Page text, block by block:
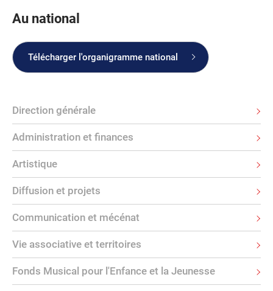
Au national
Télécharger l'organigramme national
Direction générale
Administration et finances
Artistique
Diffusion et projets
Communication et mécénat
Vie associative et territoires
Fonds Musical pour l'Enfance et la Jeunesse